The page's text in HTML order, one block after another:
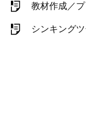
教材作成／
シンキング